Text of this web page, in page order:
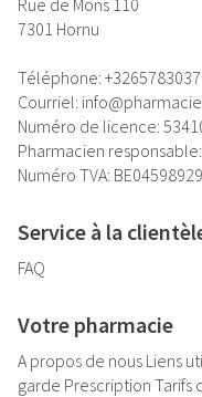
Rue de Mons 110
7301 Hornu
Téléphone: +3265783037
Courriel: info@
Numéro de licence:
Pharmacien responsable:
Numéro TVA:
Service à la
FAQ
Votre pharmacie
A propos de nous Liens
garde Prescription Tarifs